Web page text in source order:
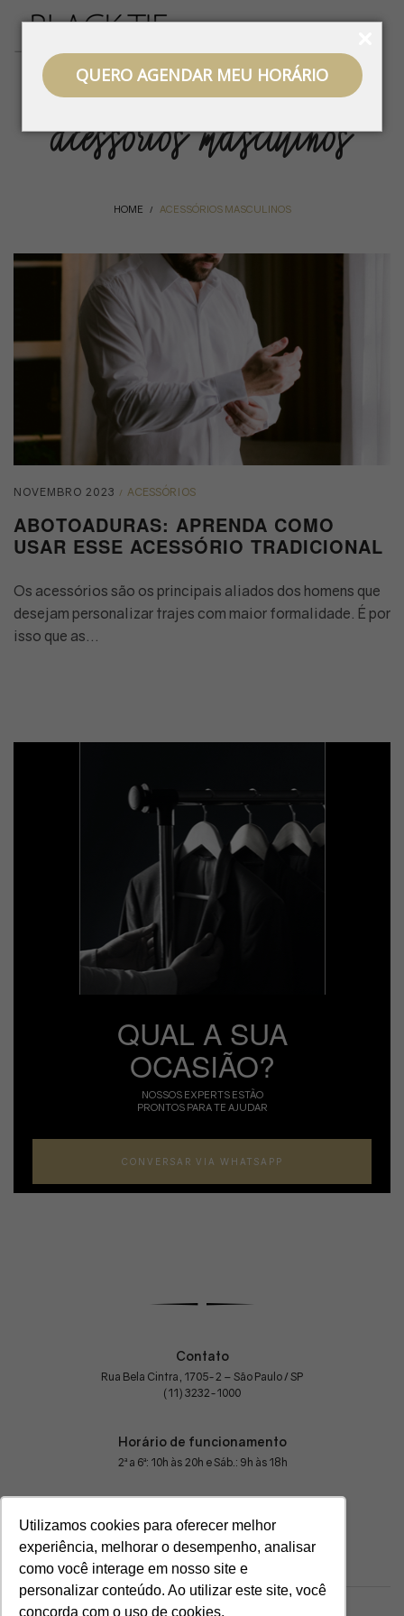
QUERO AGENDAR MEU HORÁRIO
Utilizamos cookies para oferecer melhor
experiência, melhorar o desempenho, analisar
como você interage em nosso site e
personalizar conteúdo. Ao utilizar este site, você
concorda com o uso de cookies.
acessórios masculinos
HOME / ACESSÓRIOS MASCULINOS
Posted
NOVEMBRO 2023
POSTED
ACESSÓRIOS
ABOTOADURAS: APRENDA COMO
USAR ESSE ACESSÓRIO TRADICIONAL
Os acessórios são os principais aliados dos homens que
desejam personalizar trajes com maior formalidade. É por
isso que as…
QUAL A SUA
OCASIÃO?
NOSSOS EXPERTS ESTÃO
PRONTOS PARA TE AJUDAR
CONVERSAR VIA WHATSAPP
Contato
Rua Bela Cintra, 1705-2 – São Paulo / SP
(11) 3232-1000
Horário de funcionamento
2ª a 6ª: 10h às 20h e Sáb.: 9h às 18h
© Black Tie. Todos os direitos reservados